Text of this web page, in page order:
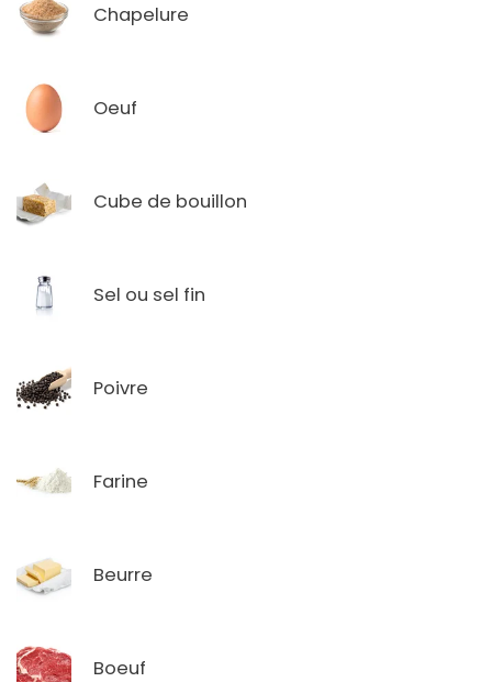
Chapelure
Oeuf
Cube de bouillon
Sel ou sel fin
Poivre
Farine
Beurre
Boeuf